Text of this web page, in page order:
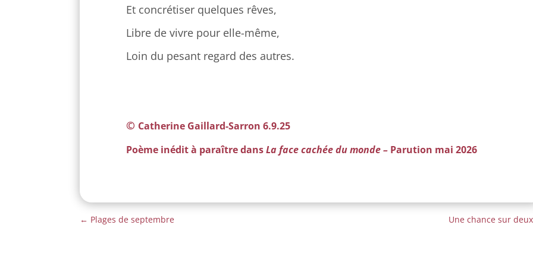
Et concrétiser quelques rêves,
Libre de vivre pour elle-même,
Loin du pesant regard des autres.
© Catherine Gaillard-Sarron 6.9.25
Poème inédit à paraître dansLa face cachée du monde – Parution mai 2026
← Plages de septembre Une chance sur deux